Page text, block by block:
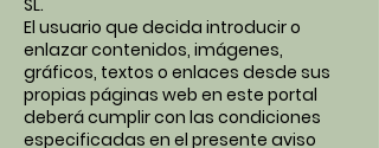
SL.
El usuario que decida introducir o
enlazar contenidos, imágenes,
gráficos, textos o enlaces desde sus
propias páginas web en este portal
deberá cumplir con las condiciones
especificadas en el presente aviso